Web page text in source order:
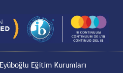
Eğitim Kurumları